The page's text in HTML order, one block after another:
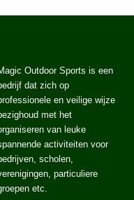
Outdoor Sports is een
dat zich op
en veilige wijze
met het
van leuke
activiteiten voor
scholen,
particuliere
etc.